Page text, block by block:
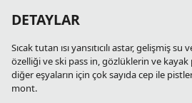
DETAYLAR
Sıcak tutan ısı yansıtıcılı astar, gelişmiş
özelliği ve ski pass in, gözlüklerin ve
diğer eşyaların için çok sayıda cep ile pistler
mont.